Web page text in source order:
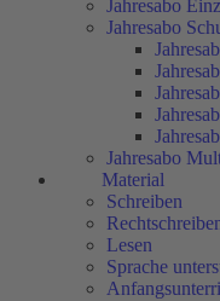
Jahresabo
Jahresabo
Jahresabo
Material
Schreiben
Lesen
Sprache